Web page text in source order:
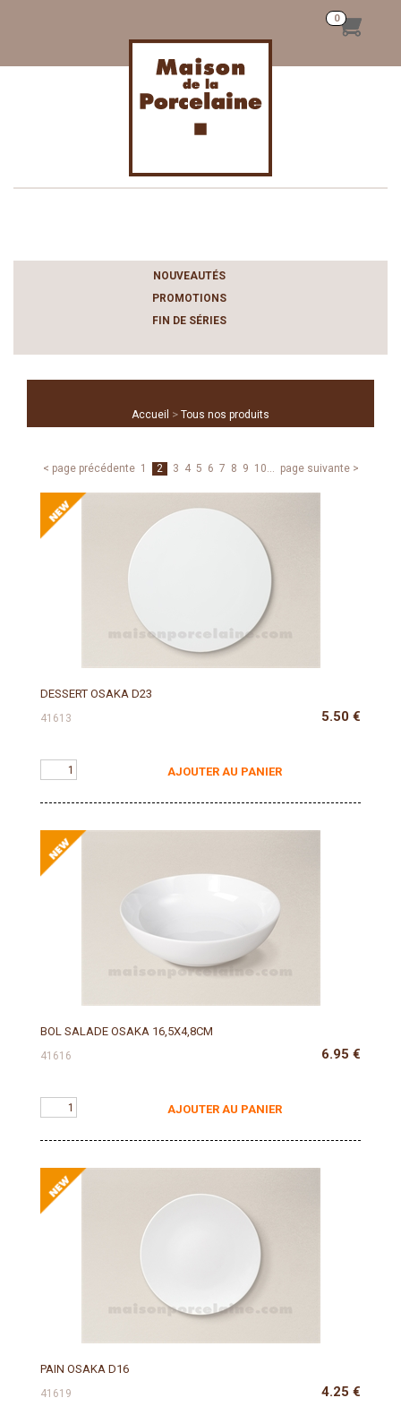
NOUVEAUTÉS
PROMOTIONS
FIN DE SÉRIES
Accueil > Tous nos produits
< page précédente 1 2 3 4 5 6 7 8 9 10... page suivante >
DESSERT OSAKA D23
41613 5.50 €
AJOUTER AU PANIER
BOL SALADE OSAKA 16,5X4,8CM
41616 6.95 €
AJOUTER AU PANIER
PAIN OSAKA D16
41619 4.25 €